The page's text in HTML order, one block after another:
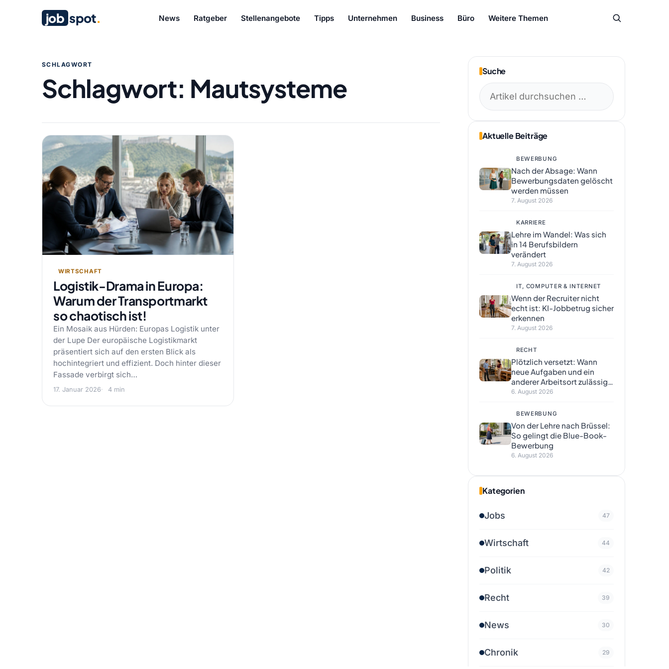
job spot. News Ratgeber Stellenangebote Tipps Unternehmen Business Büro Weitere Themen
SCHLAGWORT
Schlagwort: Mautsysteme
WIRTSCHAFT
Logistik-Drama in Europa:
Warum der Transportmarkt
so chaotisch ist!
Ein Mosaik aus Hürden: Europas Logistik unter
der Lupe Der europäische Logistikmarkt
präsentiert sich auf den ersten Blick als
hochintegriert und effizient. Doch hinter dieser
Fassade verbirgt sich…
17. Januar 2026 4 min
Suche
Aktuelle Beiträge
BEWERBUNG
Nach der Absage: Wann
Bewerbungsdaten gelöscht
werden müssen
7. August 2026
KARRIERE
Lehre im Wandel: Was sich
in 14 Berufsbildern
verändert
7. August 2026
IT, COMPUTER & INTERNET
Wenn der Recruiter nicht
echt ist: KI-Jobbetrug sicher
erkennen
7. August 2026
RECHT
Plötzlich versetzt: Wann
neue Aufgaben und ein
anderer Arbeitsort zulässig
sind
6. August 2026
BEWERBUNG
Von der Lehre nach Brüssel:
So gelingt die Blue-Book-
Bewerbung
6. August 2026
Kategorien
Jobs 47
Wirtschaft 44
Politik 42
Recht 39
News 30
Chronik 29